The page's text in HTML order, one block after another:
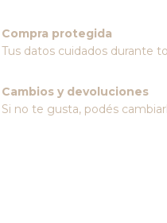
Compra protegida
Tus datos cuidados durante
Cambios y devoluciones
Si no te gusta, podés